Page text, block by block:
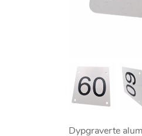
Dypgraverte